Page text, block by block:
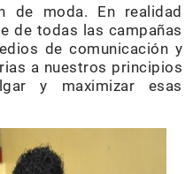
de moda. En realidad
de todas las campañas
de comunicación y
a nuestros principios
y maximizar esas